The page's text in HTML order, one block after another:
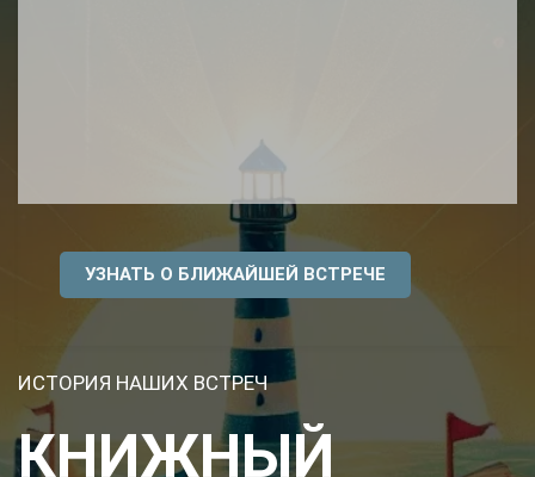
УЗНАТЬ О БЛИЖАЙШЕЙ ВСТРЕЧЕ
ИСТОРИЯ НАШИХ ВСТРЕЧ
КНИЖНЫЙ